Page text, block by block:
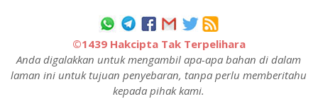
©1439 Hakcipta Tak Terpelihara
Anda digalakkan untuk mengambil apa-apa bahan di dalam
laman ini untuk tujuan penyebaran, tanpa perlu memberitahu
kepada pihak kami.